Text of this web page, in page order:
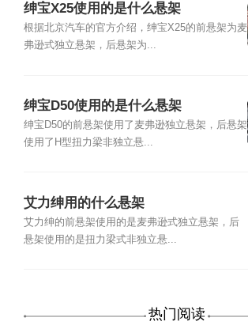
绅宝X25使用的是什么悬架
根据北京汽车的官方介绍，绅宝X25的前悬架为麦
弗逊式独立悬架，后悬架为...
绅宝D50使用的是什么悬架
绅宝D50的前悬架使用了麦弗逊独立悬架，后悬架
使用了H型扭力梁非独立悬...
艾力绅用的什么悬架
艾力绅的前悬架使用的是麦弗逊式独立悬架，后
悬架使用的是扭力梁式非独立悬...
热门阅读